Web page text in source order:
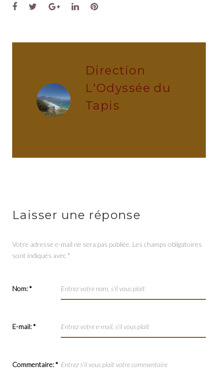
Facebook
TwitterGoogle+
LinkedInPinterest
Direction
L'Odyssée du
Tapis
Laisser une réponse
Votre adresse e-mail ne sera pas publiée. Les champs obligatoires
sont indiqués avec *
Nom:*
E-mail:*
Commentaire:*